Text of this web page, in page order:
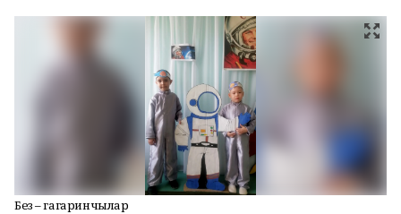
Без – гагаринчылар